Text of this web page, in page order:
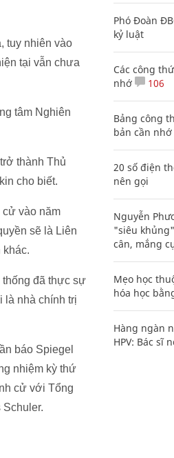
tuy nhiên vào
tại vẫn chưa
tâm Nghiên
thành Thủ
cho biết.
cử vào năm
sẽ là Liên
khác.
thống đã thực sự
là nhà chính trị
báo Spiegel
nhiệm kỳ thứ
cử với Tổng
Phó Đoàn
kỷ luật
Các công
nhớ
106
Bảng công
bản cần nhớ
20 số điện
nên gọi
Nguyễn
"siêu
cân, mắng
Mẹo học
hóa học
Hàng ngàn
HPV: Bác sĩ